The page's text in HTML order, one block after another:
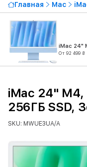
Главная Mac
iMac 24"
От 92 499 ₴
iMac 24" M4,
256ГБ SSD,
SKU: MWUE3UA/A